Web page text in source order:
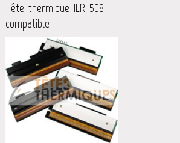
Tête-thermique-IER-508
compatible